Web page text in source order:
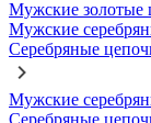
Мужские золотые
Мужские
Серебряные
Мужские
Серебряные